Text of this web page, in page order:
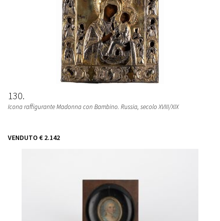
130
Icona raffigurante Madonna con Bambino. Russia, secolo XVIII/XIX
VENDUTO € 2.142